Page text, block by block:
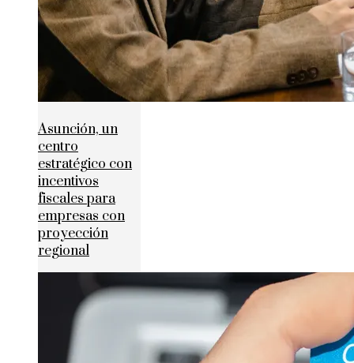
Asunción, un
centro
estratégico con
incentivos
fiscales para
empresas con
proyección
regional